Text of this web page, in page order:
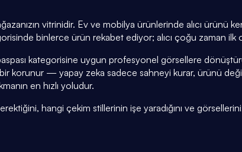
vitrinidir. Ev ve mobilya ürünlerinde alıcı
binlerce ürün rekabet ediyor; alıcı çoğu zaman
kategorisine uygun profesyonel görsellere
korunur — yapay zeka sadece sahneyi kurar, ürünü
en hızlı yoludur.
hangi çekim stillerinin işe yaradığını ve